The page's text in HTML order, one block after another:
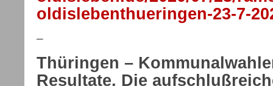
oldislebenthueringen-23-7-
–
Thüringen –
Resultate. Die